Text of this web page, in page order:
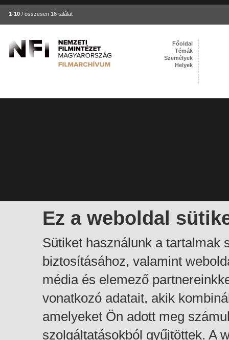
1-10 / összesen 16 találat
Ez a weboldal
Sütiket használunk a tartalmak
biztosításához, valamint
média és elemező
vonatkozó adatait, akik
amelyeket Ön adott meg
szolgáltatásokból gyűjtöttek. A
Főoldal
Témák
Személyek
Helyek